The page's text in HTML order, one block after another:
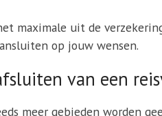
maximale uit de
op jouw wensen.
van een
meer gebieden worden